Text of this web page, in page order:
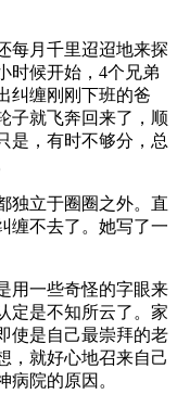
月千里迢迢地来探
时候开始，4个兄弟
纠缠刚刚下班的爸
子就飞奔回来了，顺
是，有时不够分，总
立于圈圈之外。直
缠不去了。她写了一
一些奇怪的字眼来
定是不知所云了。家
使是自己最崇拜的老
，就好心地召来自己
病院的原因。